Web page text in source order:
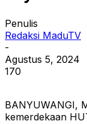
Penulis
Redaksi MaduTV
-
Agustus 5, 2024
170
BANYUWANGI,
kemerdekaan